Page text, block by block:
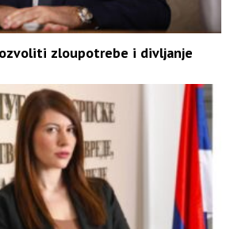
zloupotrebe i divljanje